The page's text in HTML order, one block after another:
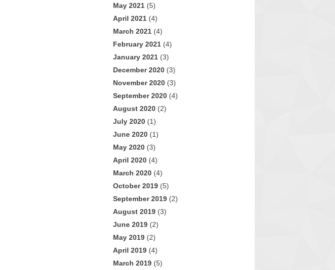
May 2021 (5)
April 2021 (4)
March 2021 (4)
February 2021 (4)
January 2021 (3)
December 2020 (3)
November 2020 (3)
September 2020 (4)
August 2020 (2)
July 2020 (1)
June 2020 (1)
May 2020 (3)
April 2020 (4)
March 2020 (4)
October 2019 (5)
September 2019 (2)
August 2019 (3)
June 2019 (2)
May 2019 (2)
April 2019 (4)
March 2019 (5)